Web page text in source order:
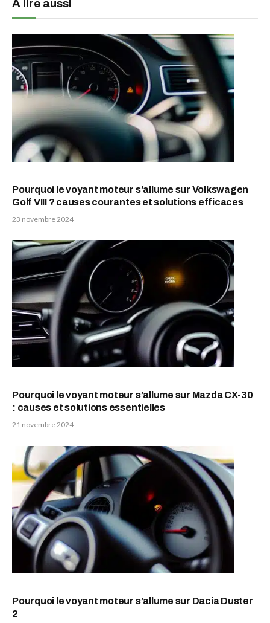
A lire aussi
Pourquoi le voyant moteur s’allume sur Volkswagen
Golf VIII ? causes courantes et solutions efficaces
23 novembre 2024
Pourquoi le voyant moteur s’allume sur Mazda CX-30
: causes et solutions essentielles
21 novembre 2024
Pourquoi le voyant moteur s’allume sur Dacia Duster
2